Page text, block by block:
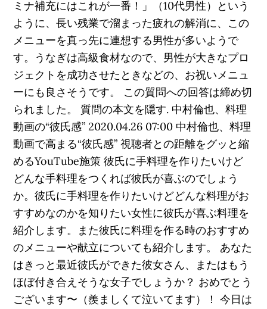
ミナ補充にはこれが一番！」（10代男性）という
ように、長い残業で溜まった疲れの解消に、この
メニューを真っ先に連想する男性が多いようで
す。うなぎは高級食材なので、男性が大きなプロ
ジェクトを成功させたときなどの、お祝いメニュ
ーにも良さそうです。 この質問への回答は締め切
られました。 質問の本文を隠す. 中村倫也、料理
動画の“彼氏感” 2020.04.26 07:00 中村倫也、料理
動画で高まる“彼氏感” 視聴者との距離をグッと縮
めるYouTube施策 彼氏に手料理を作りたいけど
どんな手料理をつくれば彼氏が喜ぶのでしょう
か。彼氏に手料理を作りたいけどどんな料理がお
すすめなのかを知りたい女性に彼氏が喜ぶ料理を
紹介します。また彼氏に料理を作る時のおすすめ
のメニューや献立についても紹介します。 あなた
はきっと最近彼氏ができた彼女さん、またはもう
ほぼ付き合えそうな女子でしょうか？ おめでとう
ございます〜（羨ましくて泣いてます）！ 今日は